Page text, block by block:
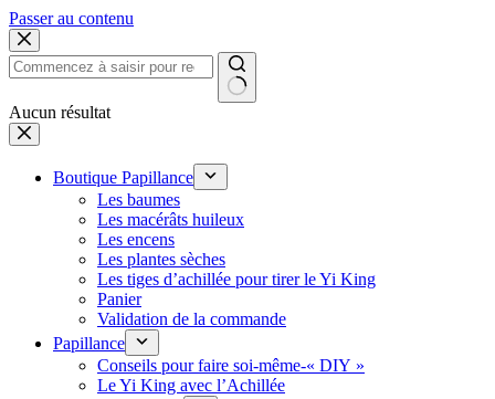
Passer au contenu
Aucun résultat
Boutique Papillance
Les baumes
Les macérâts huileux
Les encens
Les plantes sèches
Les tiges d’achillée pour tirer le Yi King
Panier
Validation de la commande
Papillance
Conseils pour faire soi-même-« DIY »
Le Yi King avec l’Achillée